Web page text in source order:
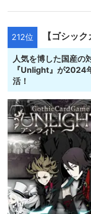
212位 【ゴシッ
人気を博した国産の
『Unlight』が2024
活！